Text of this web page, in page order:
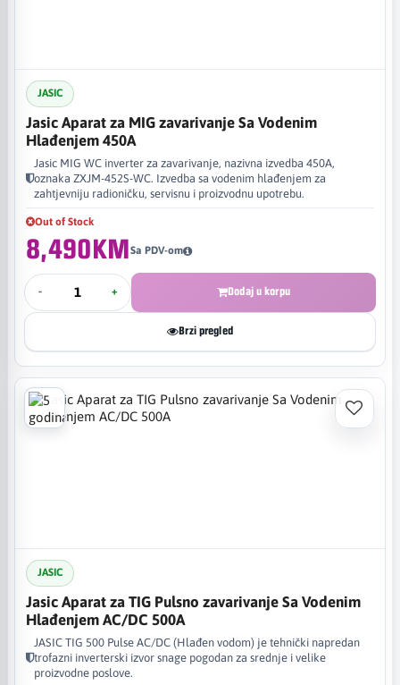
JASIC
Jasic Aparat za MIG zavarivanje Sa Vodenim
Hlađenjem 450A
Jasic MIG WC inverter za zavarivanje, nazivna izvedba 450A,
oznaka ZXJM-452S-WC. Izvedba sa vodenim hlađenjem za
zahtjevniju radioničku, servisnu i proizvodnu upotrebu.
Out of Stock
8,490KMSa PDV-om
- + Dodaj u korpu
Brzi pregled
JASIC
Jasic Aparat za TIG Pulsno zavarivanje Sa Vodenim
Hlađenjem AC/DC 500A
JASIC TIG 500 Pulse AC/DC (Hlađen vodom) je tehnički napredan
trofazni inverterski izvor snage pogodan za srednje i velike
proizvodne poslove.